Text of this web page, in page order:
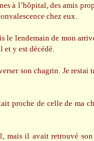
à l’hôpital, des amis
chez eux.
le lendemain de mon
et y est décédé.
son chagrin. Je restai
proche de celle de ma
mais il avait retrouvé